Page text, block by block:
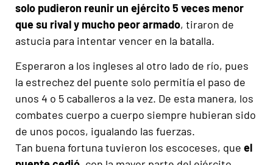
solo pudieron reunir un ejército 5 veces menor
que su rival y mucho peor armado, tiraron de
astucia para intentar vencer en la batalla.
Esperaron a los ingleses al otro lado de río, pues
la estrechez del puente solo permitía el paso de
unos 4 o 5 caballeros a la vez. De esta manera, los
combates cuerpo a cuerpo siempre hubieran sido
de unos pocos, igualando las fuerzas.
Tan buena fortuna tuvieron los escoceses, que el